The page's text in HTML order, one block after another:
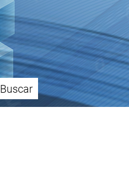
Buscar